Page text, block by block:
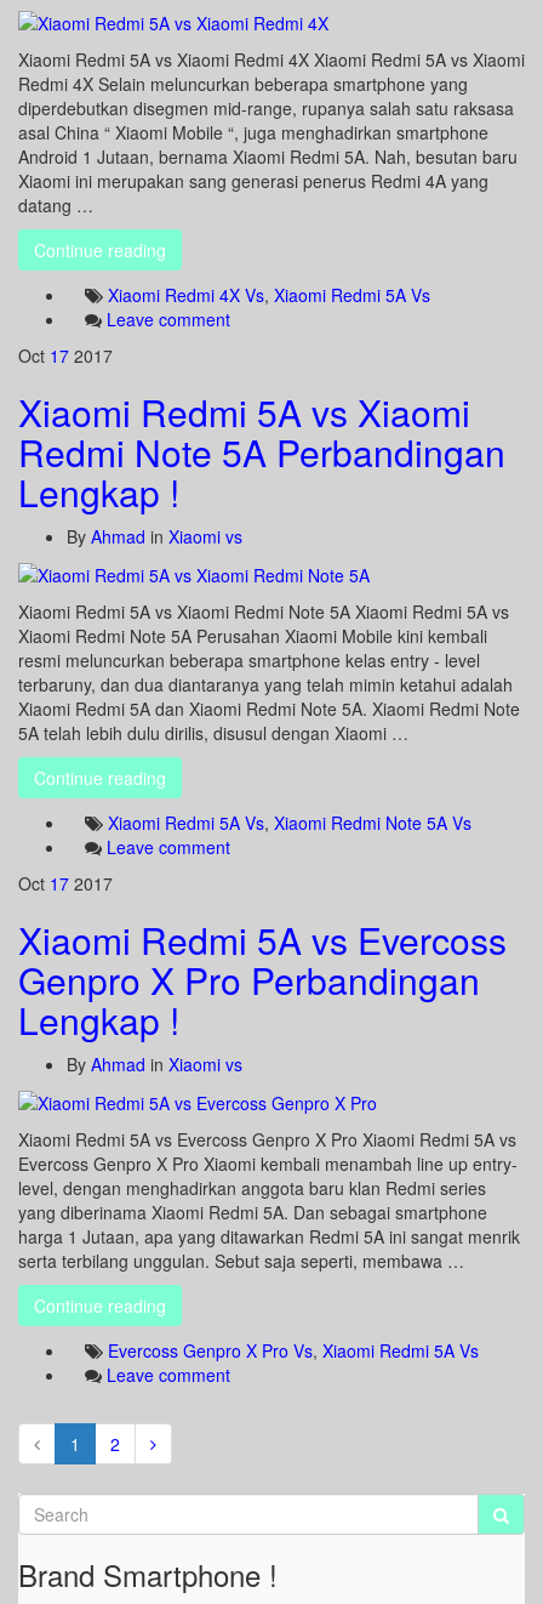
Xiaomi Redmi 5A vs Xiaomi Redmi 4X Xiaomi Redmi 5A vs Xiaomi
Redmi 4X Selain meluncurkan beberapa smartphone yang
diperdebutkan disegmen mid-range, rupanya salah satu raksasa
asal China “ Xiaomi Mobile “, juga menghadirkan smartphone
Android 1 Jutaan, bernama Xiaomi Redmi 5A. Nah, besutan baru
Xiaomi ini merupakan sang generasi penerus Redmi 4A yang
datang …
Continue reading
Xiaomi Redmi 4X Vs, Xiaomi Redmi 5A Vs
Leave comment
Oct 17 2017
Xiaomi Redmi 5A vs Xiaomi
Redmi Note 5A Perbandingan
Lengkap !
By Ahmad in Xiaomi vs
Xiaomi Redmi 5A vs Xiaomi Redmi Note 5A Xiaomi Redmi 5A vs
Xiaomi Redmi Note 5A Perusahan Xiaomi Mobile kini kembali
resmi meluncurkan beberapa smartphone kelas entry - level
terbaruny, dan dua diantaranya yang telah mimin ketahui adalah
Xiaomi Redmi 5A dan Xiaomi Redmi Note 5A. Xiaomi Redmi Note
5A telah lebih dulu dirilis, disusul dengan Xiaomi …
Continue reading
Xiaomi Redmi 5A Vs, Xiaomi Redmi Note 5A Vs
Leave comment
Oct 17 2017
Xiaomi Redmi 5A vs Evercoss
Genpro X Pro Perbandingan
Lengkap !
By Ahmad in Xiaomi vs
Xiaomi Redmi 5A vs Evercoss Genpro X Pro Xiaomi Redmi 5A vs
Evercoss Genpro X Pro Xiaomi kembali menambah line up entry-
level, dengan menghadirkan anggota baru klan Redmi series
yang diberinama Xiaomi Redmi 5A. Dan sebagai smartphone
harga 1 Jutaan, apa yang ditawarkan Redmi 5A ini sangat menrik
serta terbilang unggulan. Sebut saja seperti, membawa …
Continue reading
Evercoss Genpro X Pro Vs, Xiaomi Redmi 5A Vs
Leave comment
1 2
Brand Smartphone !